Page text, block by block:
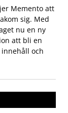
Memento att
sig. Med
nu en ny
att bli en
och